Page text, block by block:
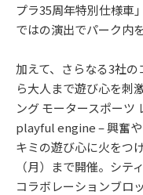
プラ35周年特別仕様車
ではの演出でパーク内
加えて、さらなる3社
ら大人まで遊び心を刺
ング モータースポー
playful engine – 興奮
キミの遊び心に火をつ
（月）まで開催。シテ
コラボレーションブロ